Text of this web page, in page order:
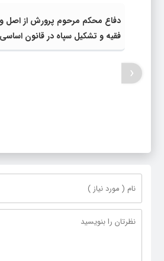
دفاع محکم مرحوم پرورش از اصل
فقیه و تشکیل سپاه در قانون اساسی
‹